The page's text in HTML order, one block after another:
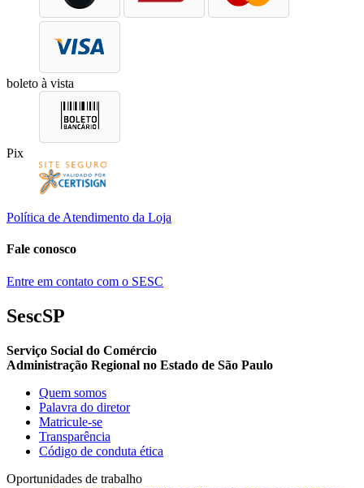
boleto à vista
Pix
Política de Atendimento da Loja
Fale conosco
Entre em contato com o SESC
SescSP
Serviço Social do Comércio
Administração Regional no Estado de São Paulo
Quem somos
Palavra do diretor
Matricule-se
Transparência
Código de conduta ética
Oportunidades de trabalho